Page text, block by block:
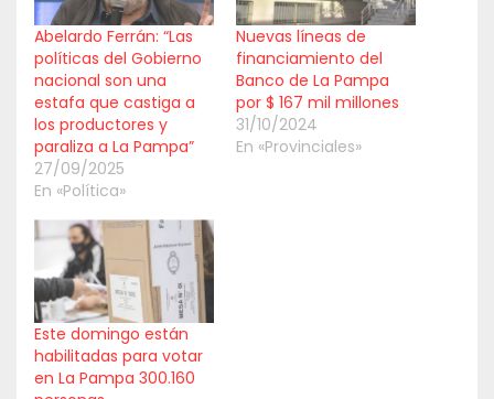
Abelardo Ferrán: “Las
políticas del Gobierno
nacional son una
estafa que castiga a
los productores y
paraliza a La Pampa”
27/09/2025
En «Política»
Nuevas líneas de
financiamiento del
Banco de La Pampa
por $ 167 mil millones
31/10/2024
En «Provinciales»
Este domingo están
habilitadas para votar
en La Pampa 300.160